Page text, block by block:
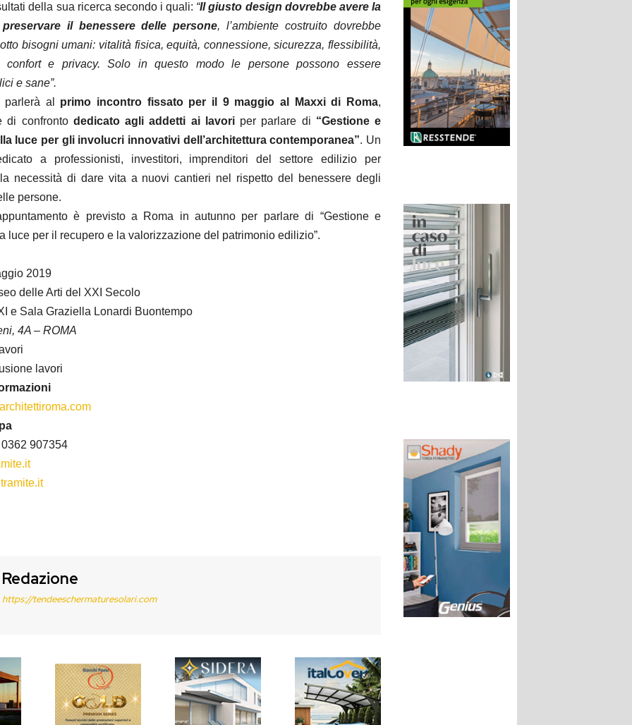
della sua ricerca secondo i quali: “Il giusto design dovrebbe avere la
il benessere delle persone, l’ambiente costruito dovrebbe
bisogni umani: vitalità fisica, equità, connessione, sicurezza, flessibilità,
confort e privacy. Solo in questo modo le persone possono essere
e sane”.
al primo incontro fissato per il 9 maggio al Maxxi di Roma,
di confronto dedicato agli addetti ai lavoriper parlare di “Gestione e
luce per gli involucri innovativi dell’architettura contemporanea”. Un
a professionisti, investitori, imprenditori del settore edilizio per
necessità di dare vita a nuovi cantieri nel rispetto del benessere degli
persone.
è previsto a Roma in autunno per parlare di “Gestione e
luce per il recupero e la valorizzazione del patrimonio edilizio”.
2019
delle Arti del XXI Secolo
e Sala Graziella Lonardi Buontempo
4A – ROMA
lavori
907354
Redazione
https://tendeeschermaturesolari.com